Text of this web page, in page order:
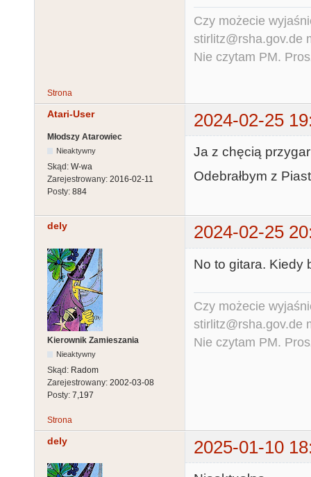
Czy możecie
stirlitz@rsha.gov.de
Nie czytam PM.
Strona
Atari-User 2024-02-25
Młodszy Atarowiec
Nieaktywny
Skąd: W-wa
Zarejestrowany: 2016-02-11
Posty: 884
Ja z chęcią
Odebrałbym z
dely 2024-02-25
Kierownik Zamieszania
Nieaktywny
Skąd: Radom
Zarejestrowany: 2002-03-08
Posty: 7,197
No to gitara. Kiedy
Czy możecie
stirlitz@rsha.gov.de
Nie czytam PM.
Strona
dely 2025-01-10